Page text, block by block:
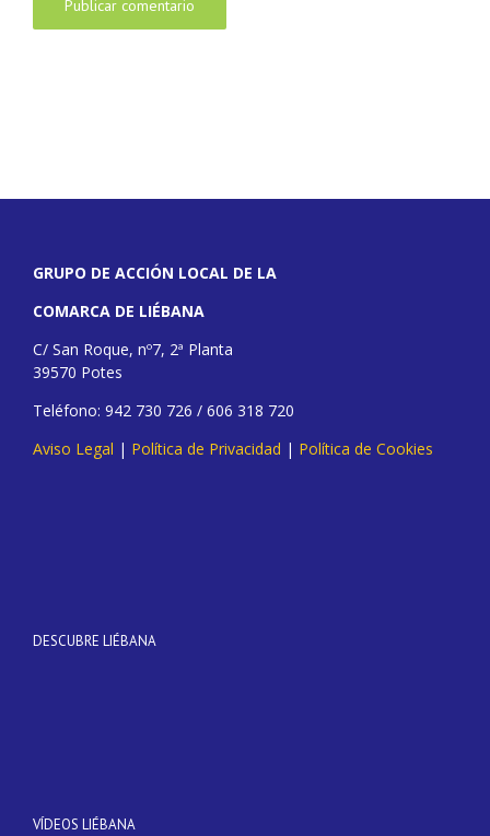
GRUPO DE ACCIÓN LOCAL DE LA
COMARCA DE LIÉBANA
C/ San Roque, nº7, 2ª Planta
39570 Potes
Teléfono: 942 730 726 / 606 318 720
Aviso Legal | Política de Privacidad | Política de Cookies
DESCUBRE LIÉBANA
VÍDEOS LIÉBANA